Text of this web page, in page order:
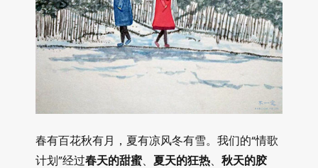
春有百花秋有月，夏有凉风冬有雪。我们的“情歌
计划”经过春天的甜蜜、 夏天的狂热、 秋天的胶